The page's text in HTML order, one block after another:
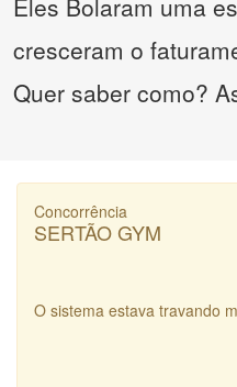
Eles Bolaram uma
cresceram o
Quer saber como?
Concorrência
SERTÃO GYM
O sistema estava travando